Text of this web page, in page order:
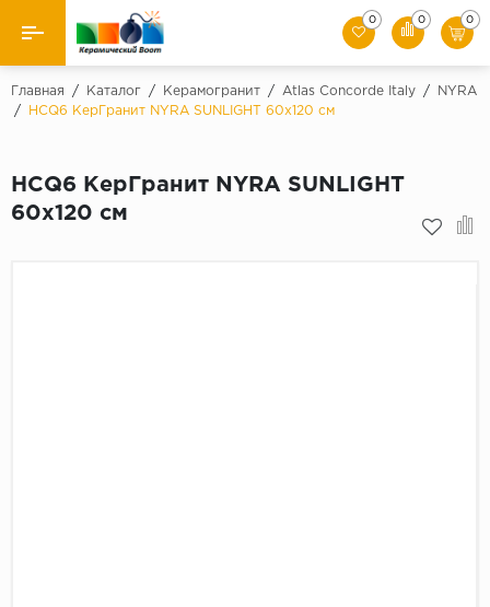
Назад
Керамическая плитка
0 0 0
Главная / Каталог / Керамогранит / Atlas Concorde Italy /
NYRA
/
HCQ6 КерГранит NYRA SUNLIGHT 60x120 см
HCQ6 КерГранит NYRA SUNLIGHT
60x120 см